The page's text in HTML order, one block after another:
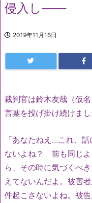
侵入し――
2019年11月16日
裁判官は鈴木友哉（仮
言葉を投げ掛け続けまし
「あなたねえ…これ、
ないよね？ 前も同じよ
ら、その時に気づくべ
えてないんだよ。被害
件起こさないよね。被